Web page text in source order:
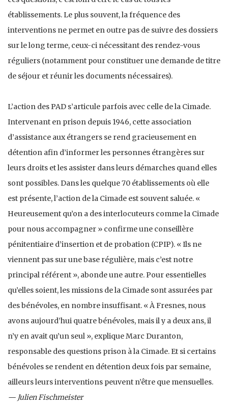
établissements. Le plus souvent, la fréquence des
interventions ne permet en outre pas de suivre des dossiers
sur le long terme, ceux-ci nécessitant des rendez-vous
réguliers (notamment pour constituer une demande de titre
de séjour et réunir les documents nécessaires).
L’action des PAD s’articule parfois avec celle de la Cimade.
Intervenant en prison depuis 1946, cette association
d’assistance aux étrangers se rend gracieusement en
détention afin d’informer les personnes étrangères sur
leurs droits et les assister dans leurs démarches quand elles
sont possibles. Dans les quelque 70 établissements où elle
est présente, l’action de la Cimade est souvent saluée. «
Heureusement qu’on a des interlocuteurs comme la Cimade
pour nous accompagner » confirme une conseillère
pénitentiaire d’insertion et de probation (CPIP). « Ils ne
viennent pas sur une base régulière, mais c’est notre
principal référent », abonde une autre. Pour essentielles
qu’elles soient, les missions de la Cimade sont assurées par
des bénévoles, en nombre insuffisant. « À Fresnes, nous
avons aujourd’hui quatre bénévoles, mais il y a deux ans, il
n’y en avait qu’un seul », explique Marc Duranton,
responsable des questions prison à la Cimade. Et si certains
bénévoles se rendent en détention deux fois par semaine,
ailleurs leurs interventions peuvent n’être que mensuelles.
— Julien Fischmeister